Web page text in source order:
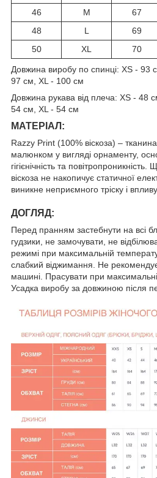
46
M 67
48
L 69
50
XL 70
Довжина виробу по спинці: XS -
97 см, XL - 100 см
Довжина рукава від плеча: XS - 48
54 см, XL - 54 см
МАТЕРІАЛ:
Razzy Print (100% віскоза) –
малюнком у вигляді орнаменту,
гігієнічність та
віскоза не накопичує статичної
виникне неприємного тріску і
ДОГЛЯД:
Перед пранням застебнути на всі
гудзики, не замочувати, не
режимі при максимальній
слабкий віджимання. Не
машині. Прасувати при
Усадка виробу за довжиною після